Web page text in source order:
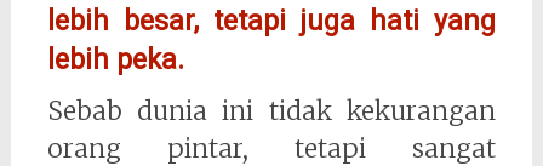
lebih besar, tetapi juga hati yang
lebih peka.
Sebab dunia ini tidak kekurangan
orang pintar, tetapi sangat